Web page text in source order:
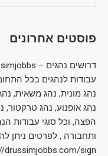
פוסטים אחרונים
עבודות לנהגים בכל
נהג מונית, נהג משאית,
נהג אופנוע, נהג טרקטור,
הפצה, וכל סוגי עבודות
ותחבורה , לפרטים ניתן
drussimjobbs.com/sign/